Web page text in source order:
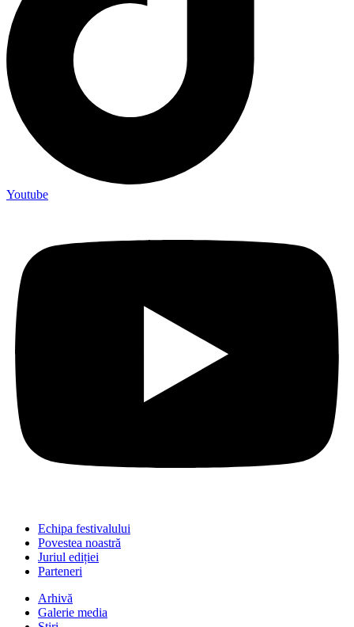
Youtube
Echipa festivalului
Povestea noastră
Juriul ediției
Parteneri
Arhivă
Galerie media